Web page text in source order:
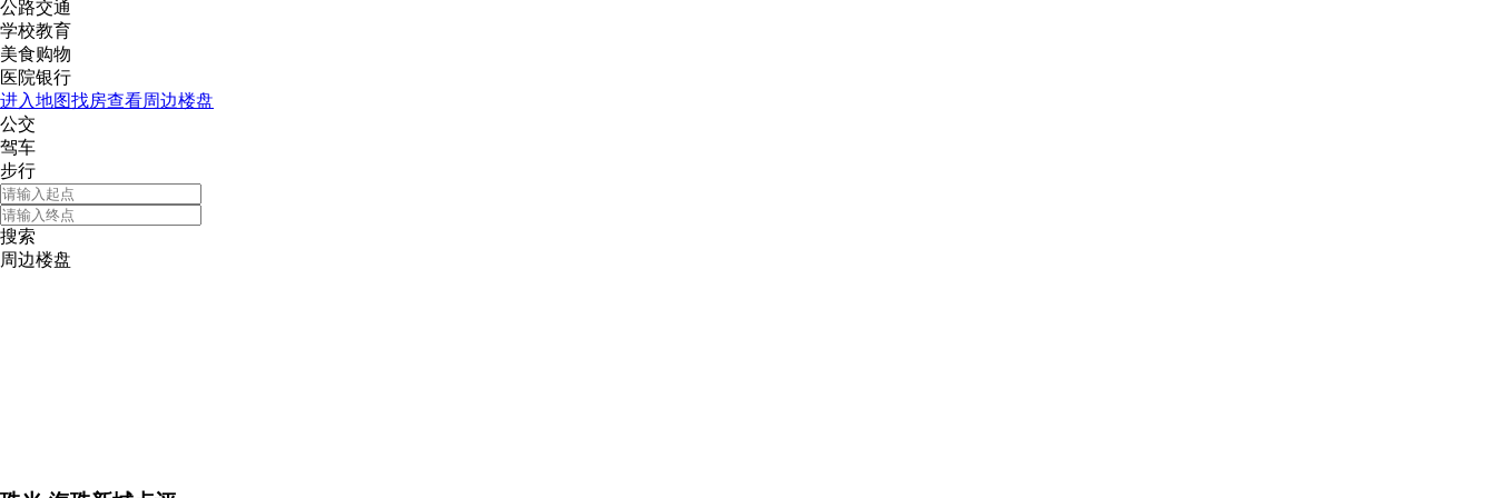
公路交通
学校教育
美食购物
医院银行
进入地图找房查看周边楼盘
公交
驾车
步行
搜索
周边楼盘